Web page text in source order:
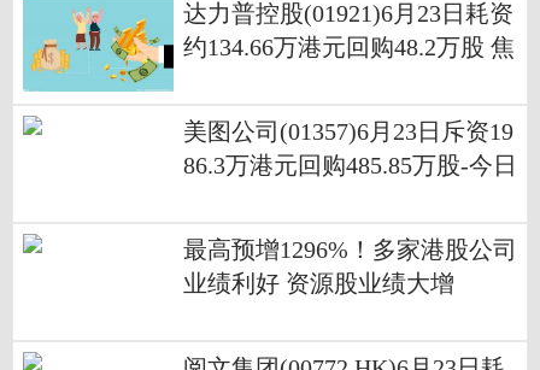
达力普控股(01921)6月23日耗资
约134.66万港元回购48.2万股 焦
美图公司(01357)6月23日斥资19
86.3万港元回购485.85万股-今日
最高预增1296%！多家港股公司
业绩利好 资源股业绩大增